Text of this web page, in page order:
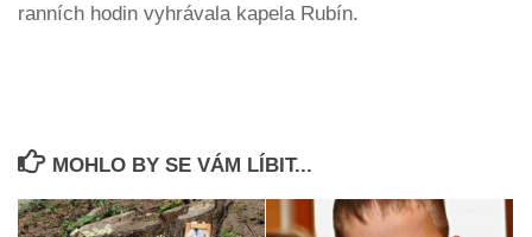
ranních hodin vyhrávala kapela Rubín.
MOHLO BY SE VÁM LÍBIT...